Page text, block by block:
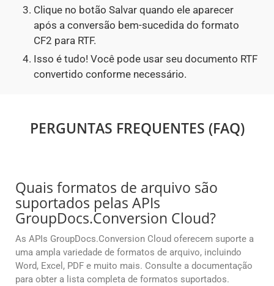
Clique no botão Salvar quando ele aparecer
após a conversão bem-sucedida do formato
CF2 para RTF.
Isso é tudo! Você pode usar seu documento RTF
convertido conforme necessário.
PERGUNTAS FREQUENTES (FAQ)
Quais formatos de arquivo são
suportados pelas APIs
GroupDocs.Conversion Cloud?
As APIs GroupDocs.Conversion Cloud oferecem suporte a
uma ampla variedade de formatos de arquivo, incluindo
Word, Excel, PDF e muito mais. Consulte a documentação
para obter a lista completa de formatos suportados.